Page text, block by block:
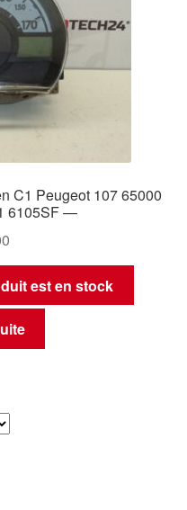
C1 Peugeot 107 65000
6105SF —
est en stock